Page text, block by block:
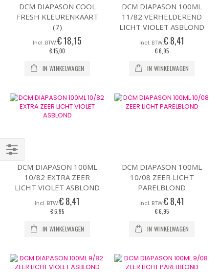
DCM DIAPASON COOL
FRESH KLEURENKAART
(7)
€ 18,15
€ 15,00
IN WINKELWAGEN
DCM DIAPASON 100ML
11/82 VERHELDEREND
LICHT VIOLET ASBLOND
€ 8,41
€ 6,95
IN WINKELWAGEN
DCM DIAPASON 100ML
10/82 EXTRA ZEER
LICHT VIOLET ASBLOND
€ 8,41
€ 6,95
IN WINKELWAGEN
DCM DIAPASON 100ML
10/08 ZEER LICHT
PARELBLOND
€ 8,41
€ 6,95
IN WINKELWAGEN
Filteren